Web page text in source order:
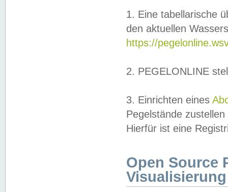
1. Eine tabellarische
den aktuellen
https://
2. PEGELONLINE
3. Einrichten eines
Pegelstände
Hierfür ist eine
Open Source
Visualisierung